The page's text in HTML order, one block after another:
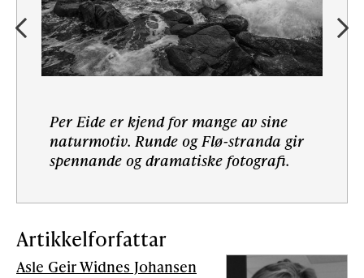
Per Eide er kjend for mange av sine
naturmotiv. Runde og Flø-stranda gir
spennande og dramatiske fotografi.
Artikkelforfattar
Asle Geir Widnes Johansen